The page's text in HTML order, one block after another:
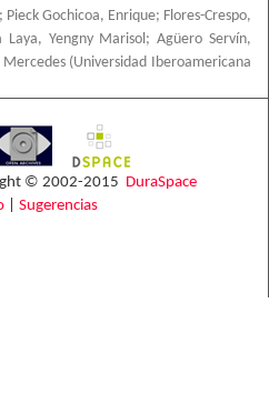
; Pieck Gochicoa, Enrique; Flores-Crespo,
Laya, Yengny Marisol ;Agüero Servín,
(Universidad Iberoamericana
© 2002-2015 DuraSpace
| Sugerencias